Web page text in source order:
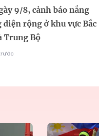
9/8, cảnh báo nắng
diện rộng ở khu vực Bắc
Trung Bộ